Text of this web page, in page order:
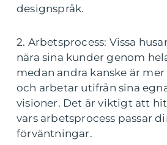
designspråk.
2. Arbetsprocess: Vissa
nära sina kunder genom
medan andra kanske är
och arbetar utifrån sina
visioner. Det är viktigt att
vars arbetsprocess passar
förväntningar.